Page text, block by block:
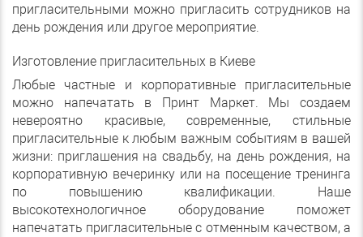
пригласительными можно пригласить сотрудников на
день рождения или другое мероприятие.
Изготовление пригласительных в Киеве
Любые частные и корпоративные пригласительные
можно напечатать в Принт Маркет. Мы создаем
невероятно красивые, современные, стильные
пригласительные к любым важным событиям в вашей
жизни: приглашения на свадьбу, на день рождения, на
корпоративную вечеринку или на посещение тренинга
по повышению квалификации. Наше
высокотехнологичное оборудование поможет
напечатать пригласительные с отменным качеством, а